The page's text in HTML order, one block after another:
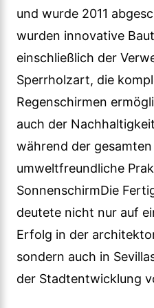
und wurde 2011
wurden innovative
einschließlich der
Sperrholzart, die
Regenschirmen
auch der
während der
umweltfreundliche
SonnenschirmDie
deutete nicht nur auf
Erfolg in der
sondern auch in
der Stadtentwicklung